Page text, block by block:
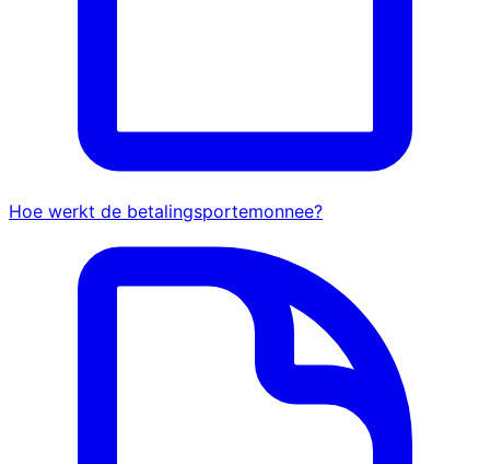
Hoe werkt de betalingsportemonnee?